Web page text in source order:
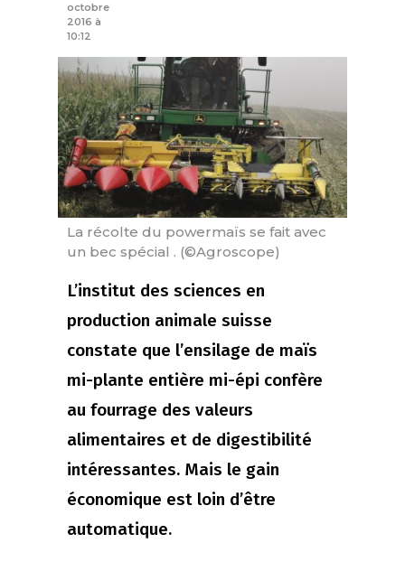
octobre
2016 à
10:12
La récolte du powermaïs se fait avec
un bec spécial . (©Agroscope)
L’institut des sciences en
production animale suisse
constate que l’ensilage de maïs
mi-plante entière mi-épi confère
au fourrage des valeurs
alimentaires et de digestibilité
intéressantes. Mais le gain
économique est loin d’être
automatique.